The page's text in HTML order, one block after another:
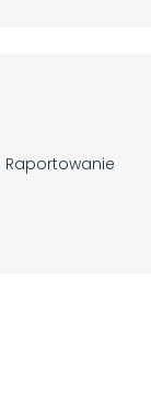
Raportowanie